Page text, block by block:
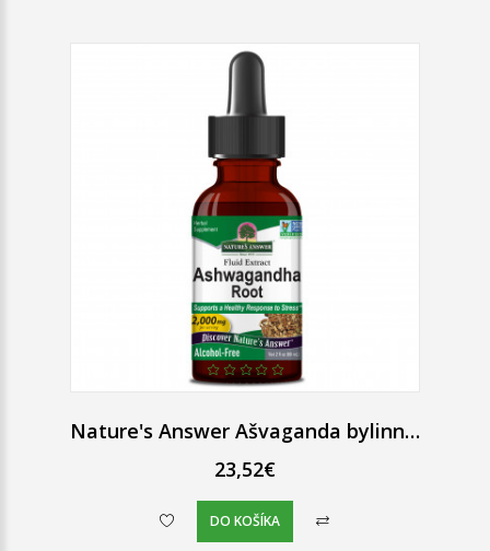
Nature's Answer Ašvaganda bylinné kvapky 60 ml
23,52€
DO KOŠÍKA